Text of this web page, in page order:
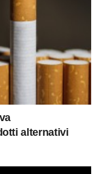
alternativi